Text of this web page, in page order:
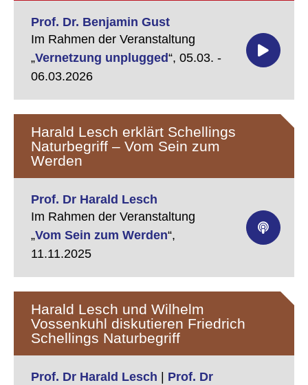
Prof. Dr. Benjamin Gust
Im Rahmen der Veranstaltung
„Vernetzung unplugged“, 05.03. -
06.03.2026
Harald Lesch erklärt Schellings
Naturbegriff – Vom Sein zum
Werden
Prof. Dr Harald Lesch
Im Rahmen der Veranstaltung
„Vom Sein zum Werden“,
11.11.2025
Harald Lesch und Wilhelm
Vossenkuhl diskutieren Friedrich
Schellings Naturbegriff
Prof. Dr Harald Lesch
Prof. Dr